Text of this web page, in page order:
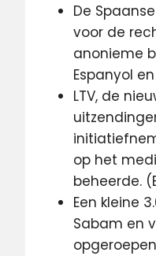
De
voor de
anonieme
Espanyol
LTV, de
op het
beheerde.
Een kleine
Sabam en